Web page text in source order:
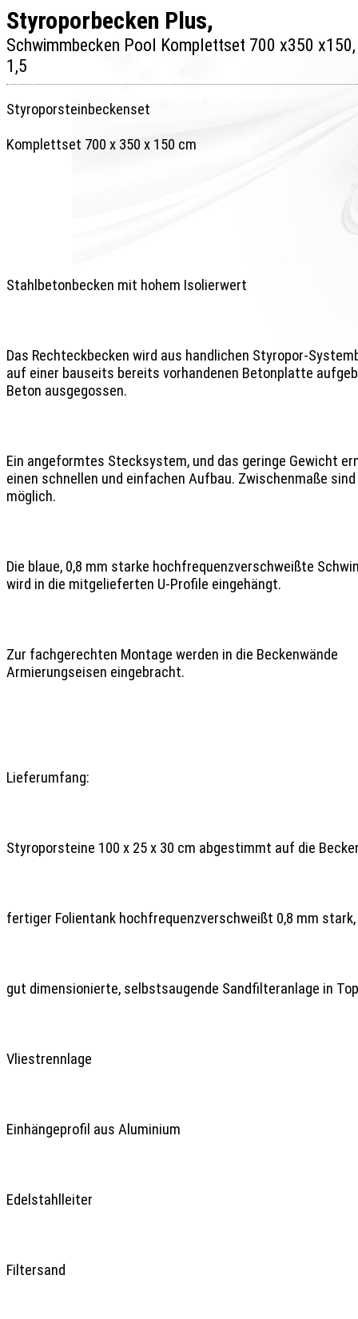
Styroporbecken Plus,
Schwimmbecken Pool Komplettset 700 x350
Styroporsteinbeckenset
Komplettset 700 x 350 x 150 cm
Stahlbetonbecken mit hohem Isolierwert
Das Rechteckbecken wird aus handlichen Styropor-
auf einer bauseits bereits vorhandenen Betonplatte
Beton ausgegossen.
Ein angeformtes Stecksystem, und das geringe Gewicht
einen schnellen und einfachen Aufbau. Zwischenmaße
möglich.
Die blaue, 0,8 mm starke hochfrequenzverschweißte
wird in die mitgelieferten U-Profile eingehängt.
Zur fachgerechten Montage werden in die Beckenwände
Armierungseisen eingebracht.
Lieferumfang:
Styroporsteine 100 x 25 x 30 cm abgestimmt auf die
fertiger Folientank hochfrequenzverschweißt 0,8 mm stark,
gut dimensionierte, selbstsaugende Sandfilteranlage in
Vliestrennlage
Einhängeprofil aus Aluminium
Edelstahlleiter
Filtersand